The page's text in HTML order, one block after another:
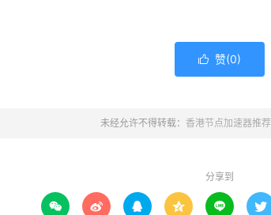
 赞(0)
未经允许不得转载： 香港节点加速器推荐
分享到
     